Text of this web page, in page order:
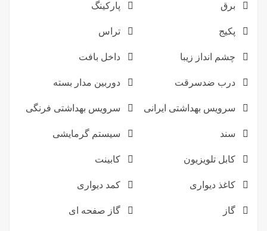
برق پارکینگ
پکیج تراس
چشم انداز زیبا داخل بافت
درب ضدسرقت دوربین مدار بسته
سرویس بهداشتی ایرانی سرویس بهداشتی فرنگی
سند سیستم گرمایشی
کابل تلویزیون کابینت
کاغذ دیواری کمد دیواری
گاز گاز صفحه ای